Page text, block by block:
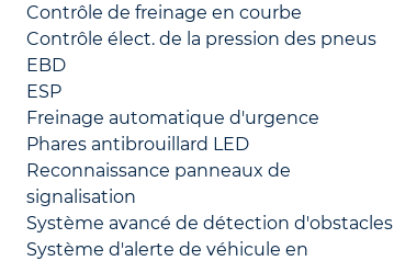
Contrôle de freinage en courbe
Contrôle élect. de la pression des pneus
EBD
ESP
Freinage automatique d'urgence
Phares antibrouillard LED
Reconnaissance panneaux de
signalisation
Système avancé de détection d'obstacles
Système d'alerte de véhicule en